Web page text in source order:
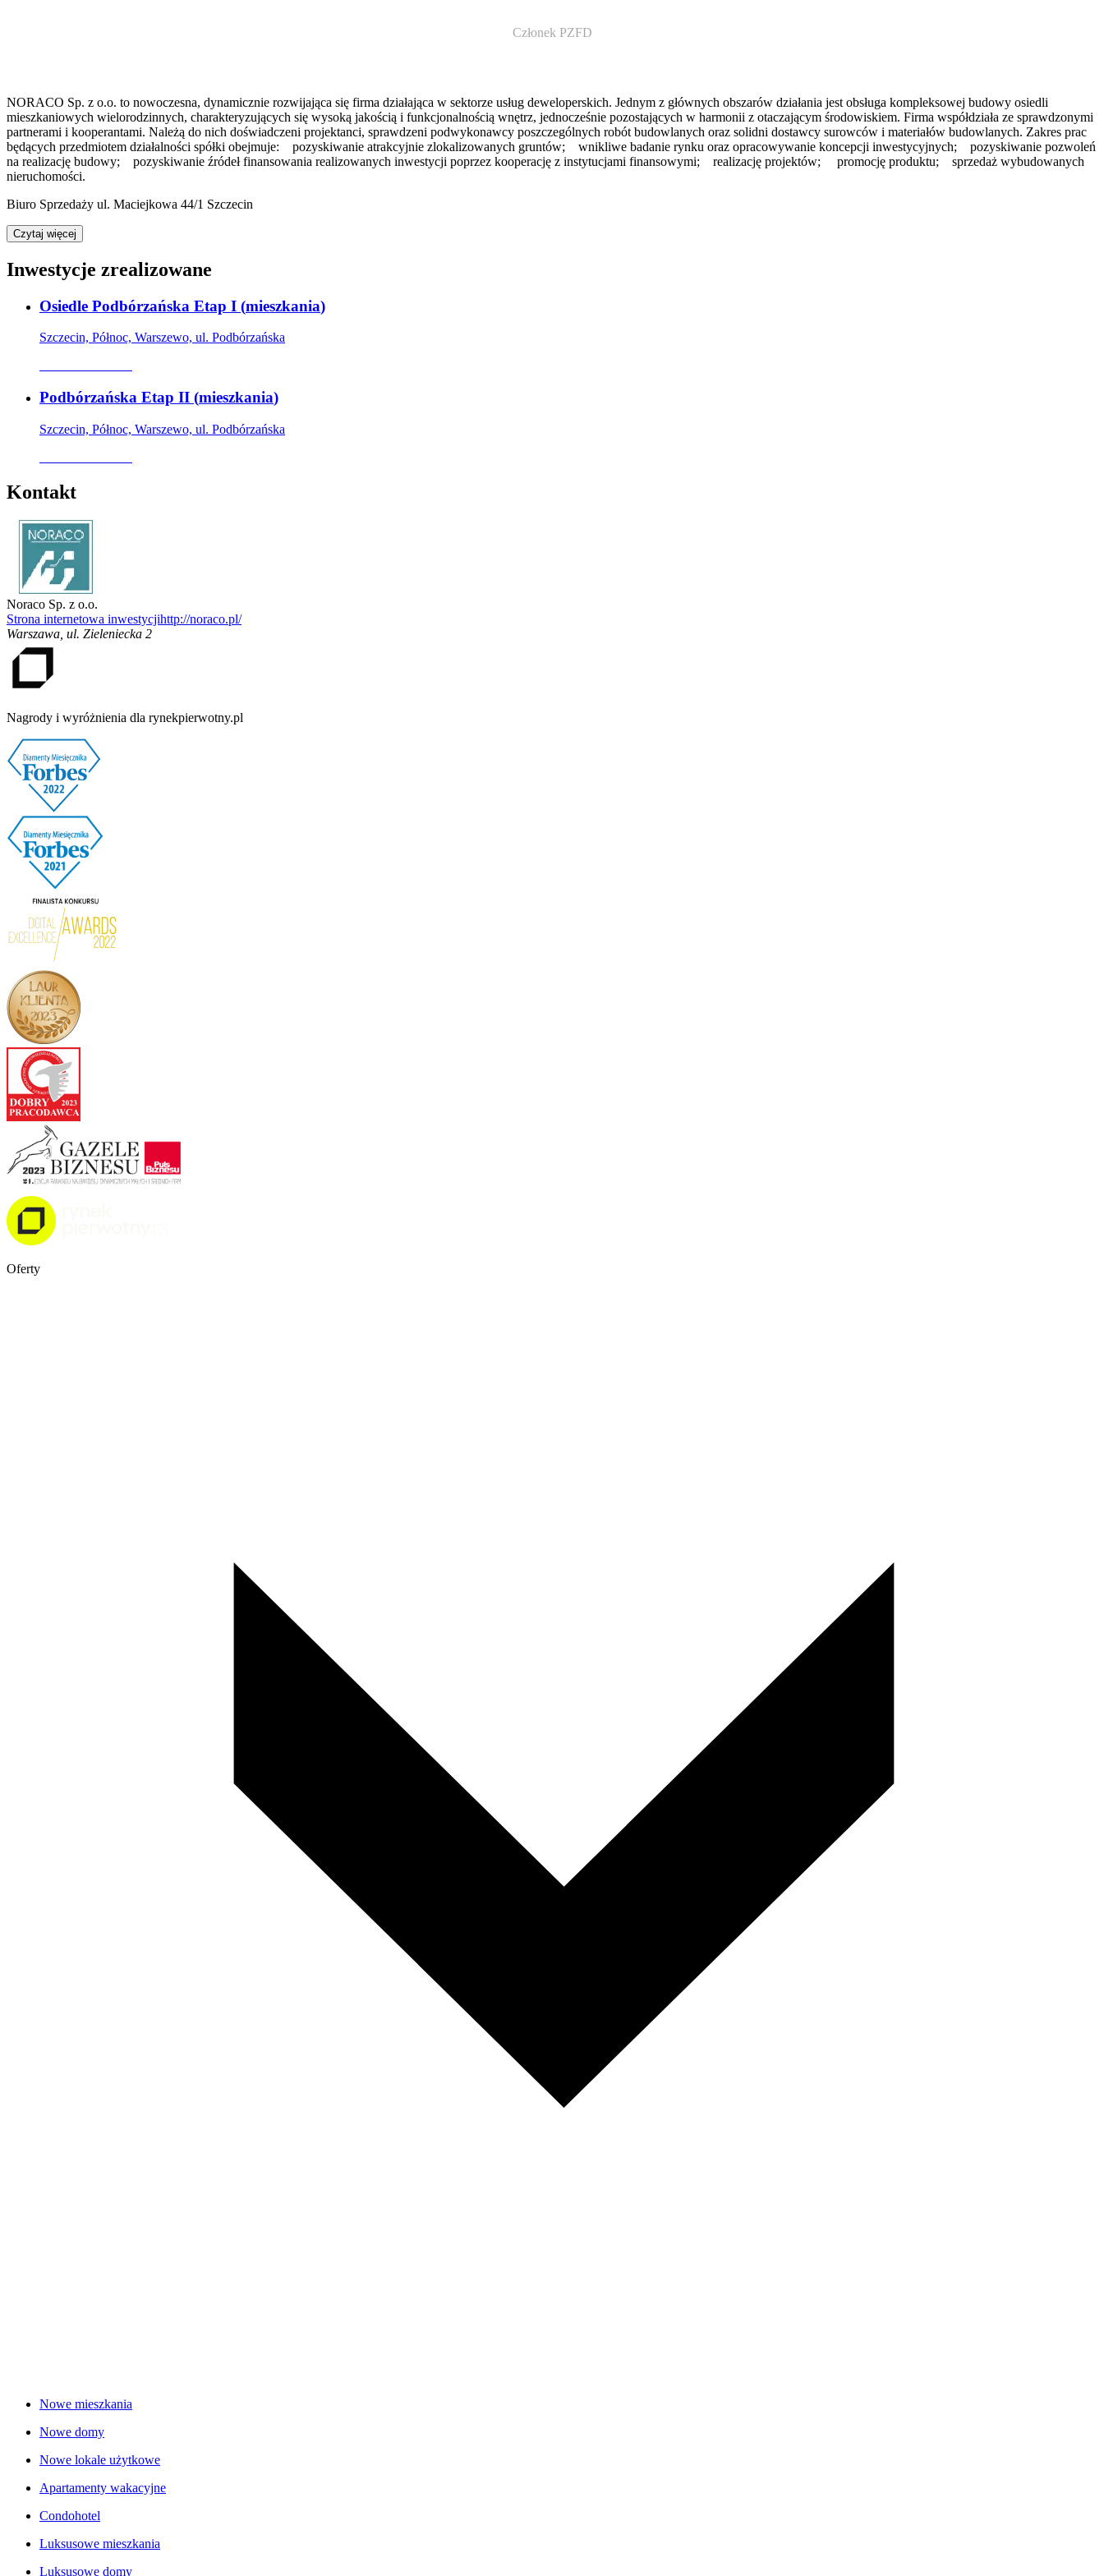
Członek PZFD
NORACO Sp. z o.o. to nowoczesna, dynamicznie rozwijająca się firma działająca w sektorze usług deweloperskich. Jednym z głównych obszarów działania jest obsługa kompleksowej budowy osiedli
mieszkaniowych wielorodzinnych, charakteryzujących się wysoką jakością i funkcjonalnością wnętrz, jednocześnie pozostających w harmonii z otaczającym środowiskiem. Firma współdziała ze sprawdzonymi
partnerami i kooperantami. Należą do nich doświadczeni projektanci, sprawdzeni podwykonawcy poszczególnych robót budowlanych oraz solidni dostawcy surowców i materiałów budowlanych. Zakres prac
będących przedmiotem działalności spółki obejmuje: pozyskiwanie atrakcyjnie zlokalizowanych gruntów; wnikliwe badanie rynku oraz opracowywanie koncepcji inwestycyjnych; pozyskiwanie pozwoleń
na realizację budowy; pozyskiwanie źródeł finansowania realizowanych inwestycji poprzez kooperację z instytucjami finansowymi; realizację projektów; promocję produktu; sprzedaż wybudowanych
nieruchomości.
Biuro Sprzedaży ul. Maciejkowa 44/1 Szczecin
Czytaj więcej
Inwestycje zrealizowane
Osiedle Podbórzańska Etap I (mieszkania)
Szczecin, Północ, Warszewo, ul. Podbórzańska
Podbórzańska Etap II (mieszkania)
Szczecin, Północ, Warszewo, ul. Podbórzańska
Kontakt
Noraco Sp. z o.o.
Strona internetowa inwestycjihttp://noraco.pl/
Warszawa ul. Zieleniecka 2
Nagrody i wyróżnienia dla rynekpierwotny.pl
Oferty
Nowe mieszkania
Nowe domy
Nowe lokale użytkowe
Apartamenty wakacyjne
Condohotel
Luksusowe mieszkania
Luksusowe domy